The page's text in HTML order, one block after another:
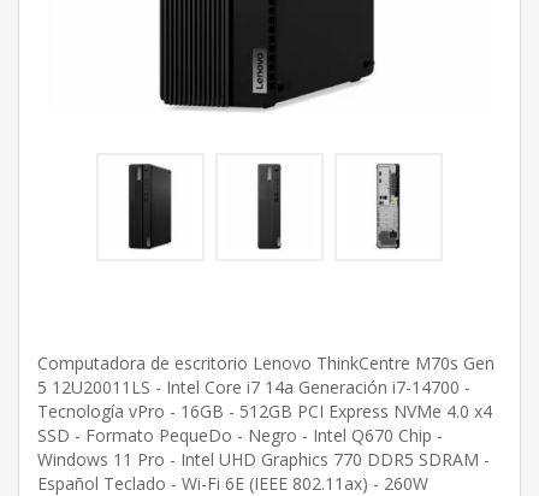
Computadora de escritorio Lenovo ThinkCentre M70s Gen
5 12U20011LS - Intel Core i7 14a Generación i7-14700 -
Tecnología vPro - 16GB - 512GB PCI Express NVMe 4.0 x4
SSD - Formato PequeDo - Negro - Intel Q670 Chip -
Windows 11 Pro - Intel UHD Graphics 770 DDR5 SDRAM -
Español Teclado - Wi-Fi 6E (IEEE 802.11ax) - 260W